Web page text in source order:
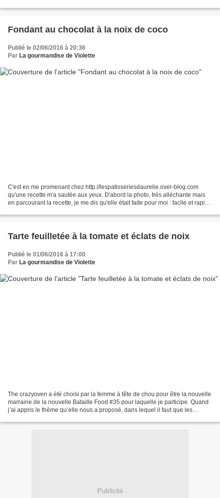
Fondant au chocolat à la noix de coco
Publié le 02/06/2016 à 20:36
Par La gourmandise de Violette
C'est en me promenant chez http://lespatisseriesdaurelie.over-blog.com
qu'une recette m'a sautée aux yeux. D'abord la photo, très alléchante mais
en parcourant la recette, je me dis qu'elle était faite pour moi : facile et rapide
Tarte feuilletée à la tomate et éclats de noix
Publié le 01/06/2016 à 17:00
Par La gourmandise de Violette
The crazyoven a été choisi par la femme à tête de chou pour être la nouvelle
marraine de la nouvelle Bataille Food #35 pour laquelle je participe. Quand
j’ai appris le thème qu’elle nous a proposé, dans lequel il faut que les
Publicité